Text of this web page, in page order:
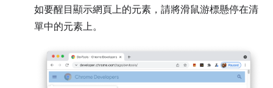
如要醒目顯示網頁上的元素，請將滑鼠游標懸停在清
單中的元素上。